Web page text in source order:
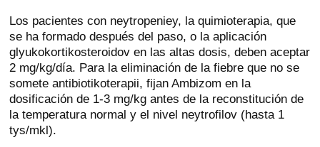
Los pacientes con neytropeniey, la quimioterapia, que
se ha formado después del paso, o la aplicación
glyukokortikosteroidov en las altas dosis, deben aceptar
2 mg/kg/día. Para la eliminación de la fiebre que no se
somete antibiotikoterapii, fijan Ambizom en la
dosificación de 1-3 mg/kg antes de la reconstitución de
la temperatura normal y el nivel neytrofilov (hasta 1
tys/mkl).